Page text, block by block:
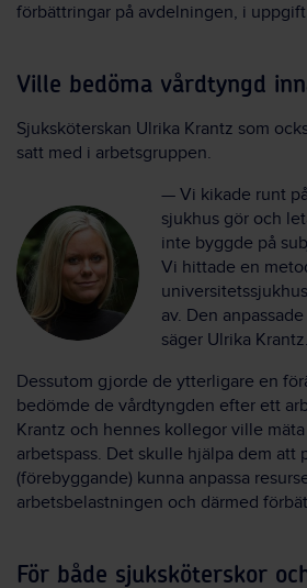
förbättringar på avdelningen, i
Ville bedöma vårdtyngd
Sjuksköterskan Ulrika Krantz som
satt med i arbetsgruppen.
— Vi kikade runt
sjukhus gör och
inte byggde på
Vi hittade en
av. Den
säger Ulrika Krantz.
Dessutom gjorde de ytterligare en
bedömde de vårdtyngden efter ett
Krantz och hennes kollegor ville
arbetspass. Det skulle hjälpa dem att
(förebyggande) kunna anpassa
arbetsbelastningen och därmed
För både sjuksköterskor